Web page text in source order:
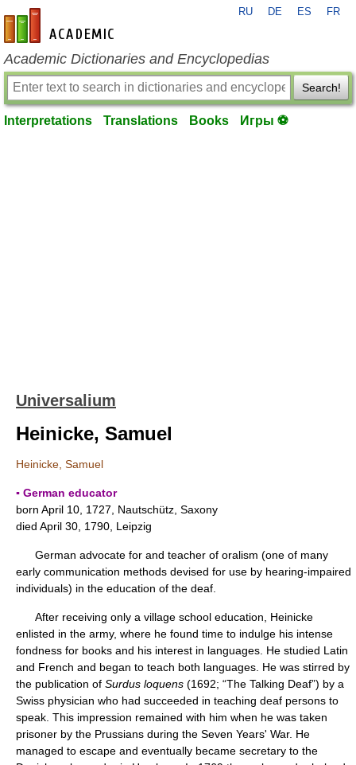
en-academic.com
RU DE ES FR
Academic Dictionaries and Encyclopedias
Search!
Interpretations Translations Books Игры ⚽
Universalium
Heinicke, Samuel
Heinicke, Samuel
▪ German educator
born April 10, 1727, Nautschütz, Saxony
died April 30, 1790, Leipzig
German advocate for and teacher of oralism (one of many
early communication methods devised for use by hearing-impaired
individuals) in the education of the deaf.
After receiving only a village school education, Heinicke
enlisted in the army, where he found time to indulge his intense
fondness for books and his interest in languages. He studied Latin
and French and began to teach both languages. He was stirred by
the publication of Surdus loquens (1692; “The Talking Deaf”) by a
Swiss physician who had succeeded in teaching deaf persons to
speak. This impression remained with him when he was taken
prisoner by the Prussians during the Seven Years' War. He
managed to escape and eventually became secretary to the